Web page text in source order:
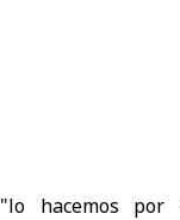
hacemos por